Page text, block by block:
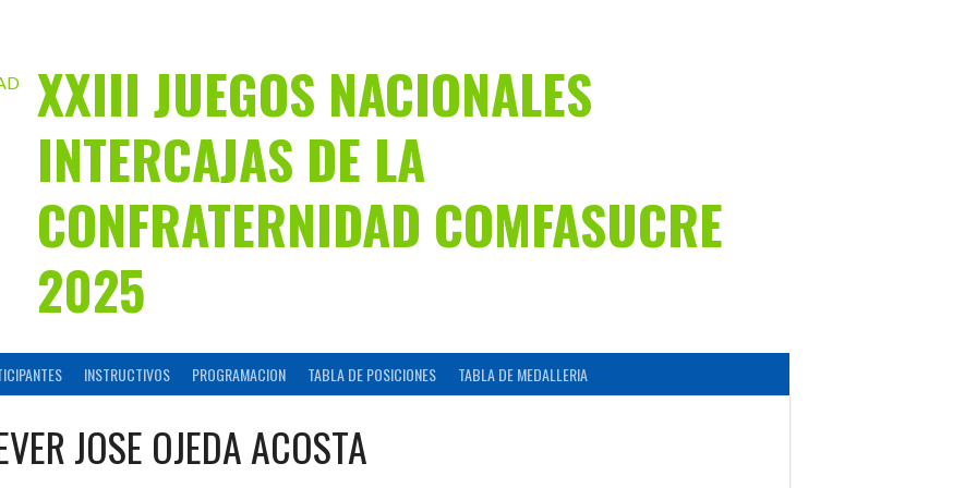
XXIII JUEGOS NACIONALES
INTERCAJAS DE LA
CONFRATERNIDAD COMFASUCRE
2025
INSTRUCTIVOS PROGRAMACION TABLA DE POSICIONES TABLA DE MEDALLERIA
JOSE OJEDA ACOSTA